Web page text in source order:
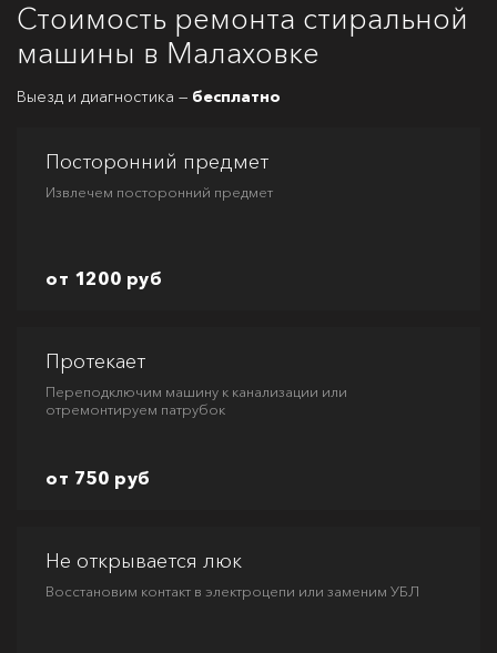
Стоимость ремонта стиральной
машины в Малаховке
Выезд и диагностика — бесплатно
Посторонний предмет
Извлечем посторонний предмет
от 1200 руб
Протекает
Переподключим машину к канализации или
отремонтируем патрубок
от 750 руб
Не открывается люк
Восстановим контакт в электроцепи или заменим УБЛ